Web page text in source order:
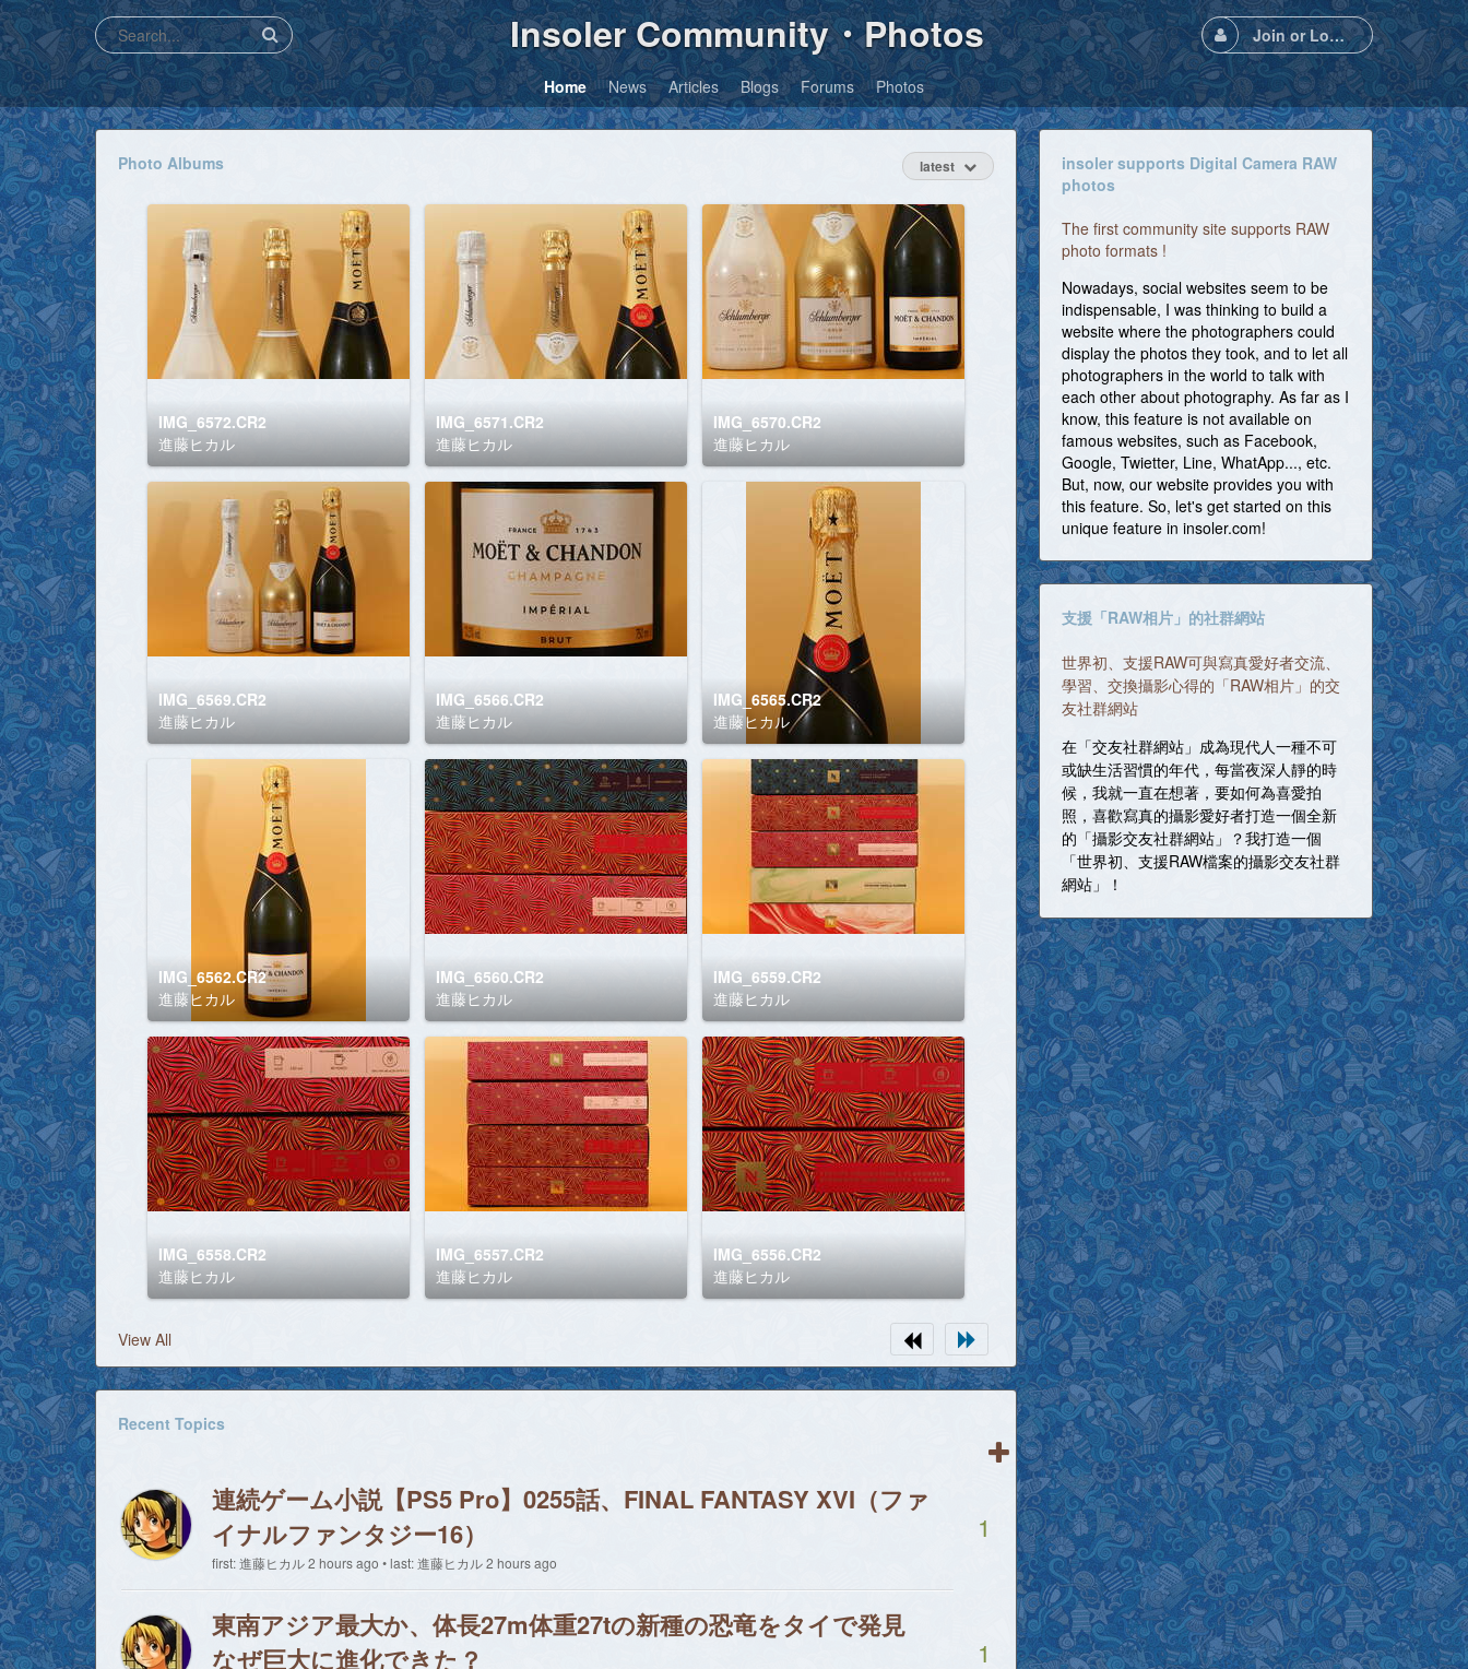
Insoler Community・Photos Join or Login
Home News Articles Blogs Forums Photos
Photo Albums latest
IMG_6572.CR2
進藤ヒカル
IMG_6571.CR2
進藤ヒカル
IMG_6570.CR2
進藤ヒカル
IMG_6569.CR2
進藤ヒカル
IMG_6566.CR2
進藤ヒカル
IMG_6565.CR2
進藤ヒカル
IMG_6562.CR2
進藤ヒカル
IMG_6560.CR2
進藤ヒカル
IMG_6559.CR2
進藤ヒカル
IMG_6558.CR2
進藤ヒカル
IMG_6557.CR2
進藤ヒカル
IMG_6556.CR2
進藤ヒカル
View All
Recent Topics
連続ゲーム小説【PS5 Pro】0255話、FINAL FANTASY XVI（ファ
イナルファンタジー16）
first: 進藤ヒカル 2 hours ago • last: 進藤ヒカル 2 hours ago
1
東南アジア最大か、体長27m体重27tの新種の恐竜をタイで発見
なぜ巨大に進化できた？
1
insoler supports Digital Camera RAW
photos
The first community site supports RAW
photo formats !
Nowadays, social websites seem to be
indispensable, I was thinking to build a
website where the photographers could
display the photos they took, and to let all
photographers in the world to talk with
each other about photography. As far as I
know, this feature is not available on
famous websites, such as Facebook,
Google, Twietter, Line, WhatApp..., etc.
But, now, our website provides you with
this feature. So, let's get started on this
unique feature in insoler.com!
支援「RAW相片」的社群網站
世界初、支援RAW可與寫真愛好者交流、
學習、交換攝影心得的「RAW相片」的交
友社群網站
在「交友社群網站」成為現代人一種不可
或缺生活習慣的年代，每當夜深人靜的時
候，我就一直在想著，要如何為喜愛拍
照，喜歡寫真的攝影愛好者打造一個全新
的「攝影交友社群網站」？我打造一個
「世界初、支援RAW檔案的攝影交友社群
網站」！